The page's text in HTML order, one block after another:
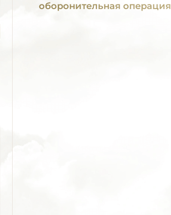
оборонительная операция